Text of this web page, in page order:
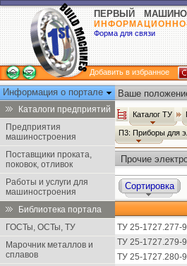
ПЕРВЫЙ
Форма для связи
Добавить в избранное
Информация о портале
Каталоги предприятий
Предприятия
машиностроения
Поставщики проката,
поковок, отливок
Работы и услуги для
машиностроения
Библиотека портала
ГОСТы, ОСТы, ТУ
Марочник металлов и
сплавов
Ваше
Каталог ТУ
П3: Приборы для
Прочие
Сортировка
ТУ 25-1727.277-
ТУ 25-1727.279-
ТУ 25-1727.280-